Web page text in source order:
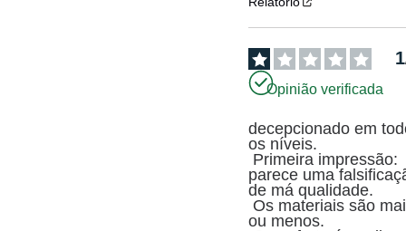
1
Opinião verificada
decepcionado em
os níveis.
parece uma
de má qualidade.
ou menos.